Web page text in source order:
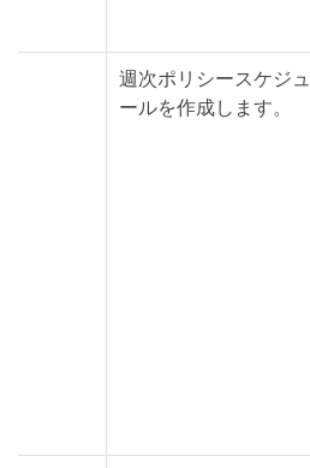
週次ポリシースケジュ
ールを作成します。